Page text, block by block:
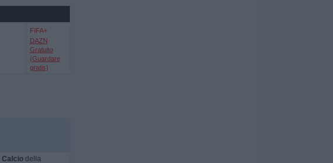
FIFA+
DAZN
Gratuito
(Guardare
gratis)
Calciodella